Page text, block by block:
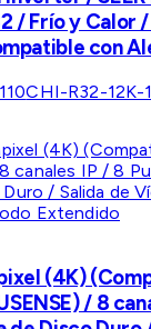
/ Frío y Calor
con
CHI-R32-12K-
(4K)
/ 8